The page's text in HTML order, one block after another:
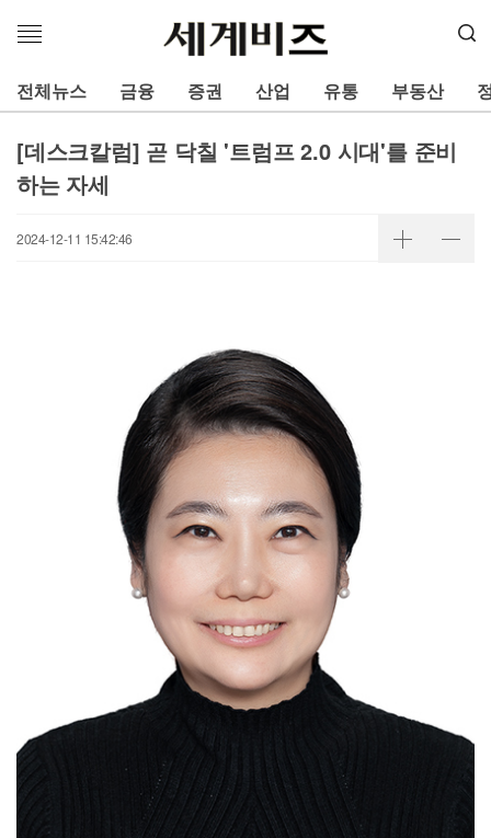
메
열
기
전체뉴스 금융 증권 산업 유통 부동산
[데스크칼럼] 곧 닥칠 '트럼프 2.0 시대'를 준비
하는 자세
2024-12-11 15:42:46